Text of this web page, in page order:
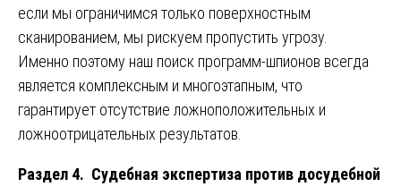
если мы ограничимся только поверхностным
сканированием, мы рискуем пропустить угрозу.
Именно поэтому наш поиск программ-шпионов всегда
является комплексным и многоэтапным, что
гарантирует отсутствие ложноположительных и
ложноотрицательных результатов.
Раздел 4. Судебная экспертиза против досудебной